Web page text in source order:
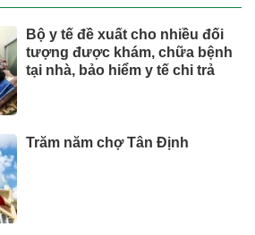
Bộ y tế đề xuất cho nhiều đối
tượng được khám, chữa bệnh
tại nhà, bảo hiểm y tế chi trả
Trăm năm chợ Tân Định